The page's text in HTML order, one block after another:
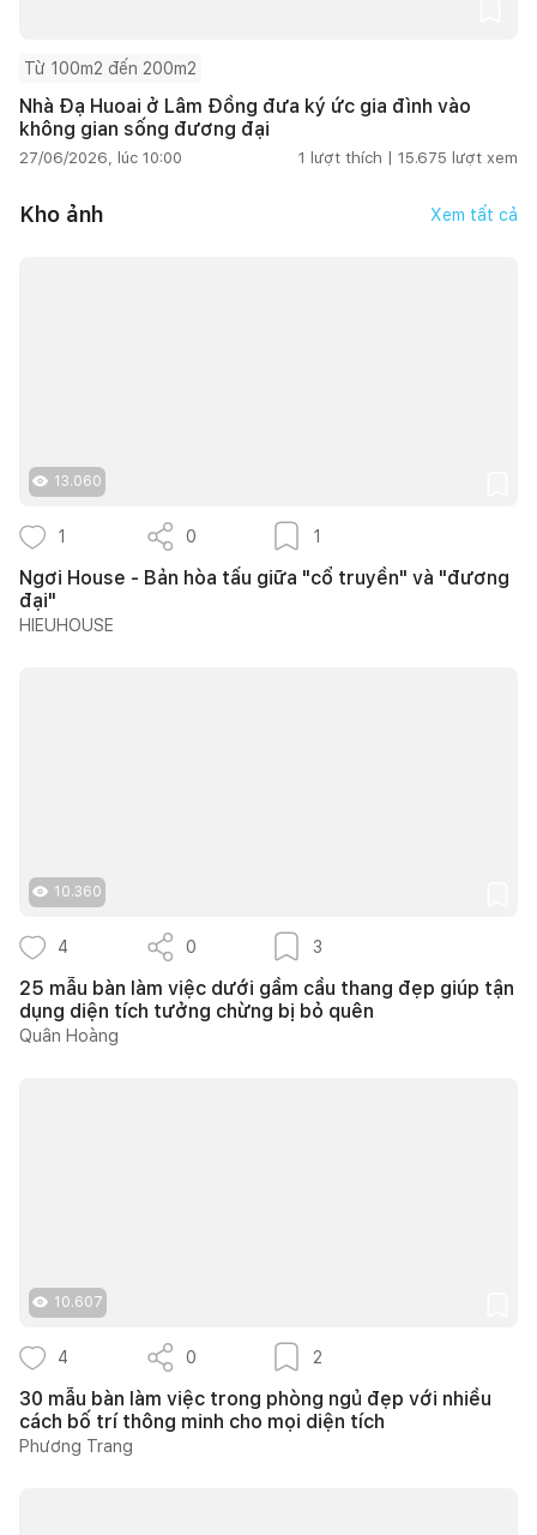
Từ 100m2 đến 200m2
Nhà Đạ Huoai ở Lâm Đồng đưa ký ức gia đình vào
không gian sống đương đại
27/06/2026, lúc 10:00 1 lượt thích | 15.675 lượt xem
Kho ảnh Xem tất cả
13.060
1 0 1
Ngơi House - Bản hòa tấu giữa "cổ truyền" và "đương
đại"
HIEUHOUSE
10.360
4 0 3
25 mẫu bàn làm việc dưới gầm cầu thang đẹp giúp tận
dụng diện tích tưởng chừng bị bỏ quên
Quân Hoàng
10.607
4 0 2
30 mẫu bàn làm việc trong phòng ngủ đẹp với nhiều
cách bố trí thông minh cho mọi diện tích
Phương Trang